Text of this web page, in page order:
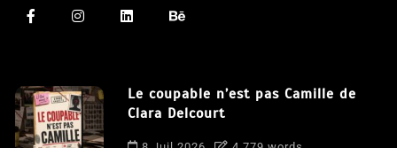
Le coupable n’est pas Camille de
Clara Delcourt